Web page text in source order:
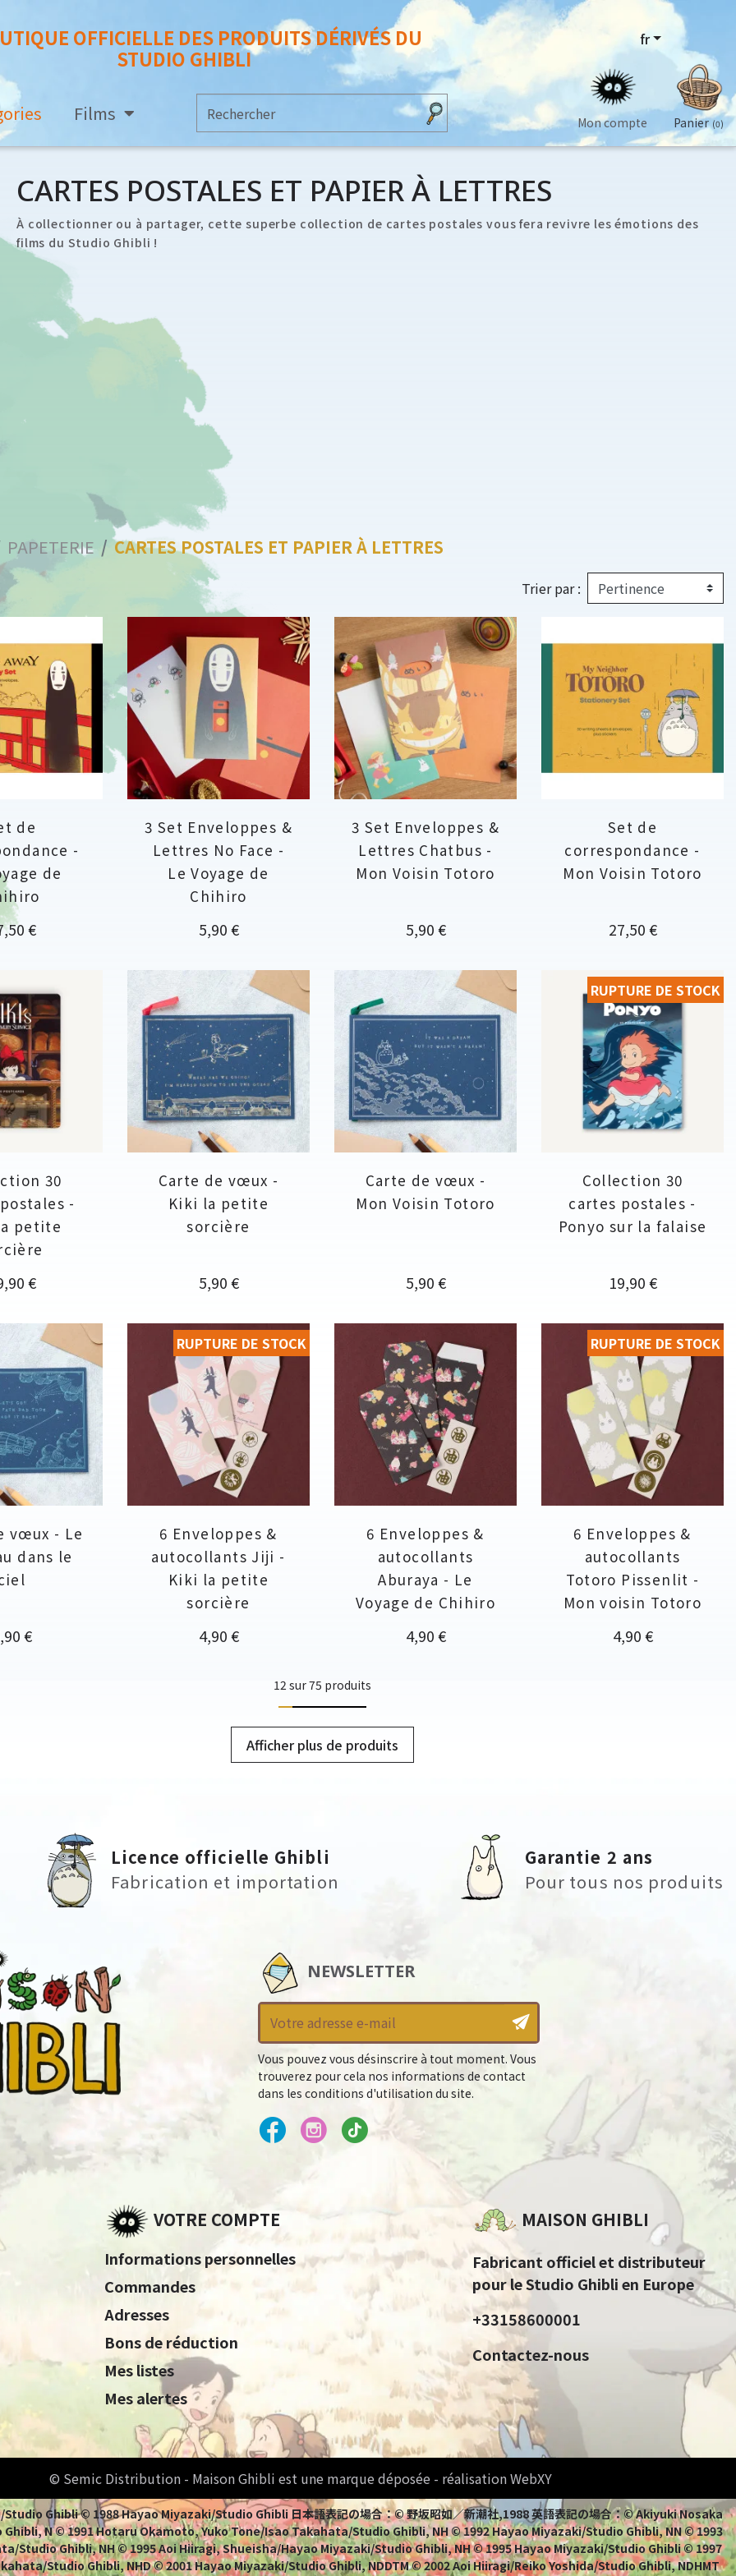
OFFICIELLE DES PRODUITS DÉRIVÉS DU
STUDIO GHIBLI
Films
fr
Mon compte Panier (0)
CARTES POSTALES ET PAPIER À LETTRES
À collectionner ou à partager, cette superbe collection de cartes postales vous fera revivre les émotions des
films du Studio Ghibli !
PAPETERIE CARTES POSTALES ET PAPIER À LETTRES
Trier par :
de
-
de
€
3 Set Enveloppes &
Lettres No Face -
Le Voyage de
Chihiro
Prix
5,90 €
3 Set Enveloppes &
Lettres Chatbus -
Mon Voisin Totoro
Prix
5,90 €
Set de
correspondance -
Mon Voisin Totoro
Prix
27,50 €
30
-
petite
€
Carte de vœux -
Kiki la petite
sorcière
Prix
5,90 €
Carte de vœux -
Mon Voisin Totoro
Prix
5,90 €
Collection 30
cartes postales -
Ponyo sur la falaise
Prix
19,90 €
RUPTURE DE STOCK
vœux - Le
dans le
€
6 Enveloppes &
autocollants Jiji -
Kiki la petite
sorcière
Prix
4,90 €
RUPTURE DE STOCK
6 Enveloppes &
autocollants
Aburaya - Le
Voyage de Chihiro
Prix
4,90 €
6 Enveloppes &
autocollants
Totoro Pissenlit -
Mon voisin Totoro
Prix
4,90 €
RUPTURE DE STOCK
12 sur 75 produits
Afficher plus de produits
Licence officielle Ghibli
Fabrication et importation
Garantie 2 ans
Pour tous nos produits
NEWSLETTER
Vous pouvez vous désinscrire à tout moment. Vous
trouverez pour cela nos informations de contact
dans les conditions d'utilisation du site.
VOTRE COMPTE
Informations personnelles
Commandes
Adresses
Bons de réduction
Mes listes
Mes alertes
MAISON GHIBLI
Fabricant officiel et distributeur
pour le Studio Ghibli en Europe
+33158600001
Contactez-nous
© Semic Distribution - Maison Ghibli est une marque déposée - réalisation WebXY
Ghibli © 1988 Hayao Miyazaki/Studio Ghibli 日本語表記の場合：© 野坂昭如／新潮社,1988 英語表記の場合：© Akiyuki Nosaka
N © 1991 Hotaru Okamoto, Yuko Tone/Isao Takahata/Studio Ghibli, NH © 1992 Hayao Miyazaki/Studio Ghibli, NN © 1993
Studio Ghibli, NH © 1995 Aoi Hiiragi, Shueisha/Hayao Miyazaki/Studio Ghibli, NH © 1995 Hayao Miyazaki/Studio Ghibli © 1997
Studio Ghibli, NHD © 2001 Hayao Miyazaki/Studio Ghibli, NDDTM © 2002 Aoi Hiiragi/Reiko Yoshida/Studio Ghibli, NDHMT